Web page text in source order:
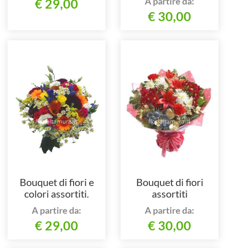
€ 29,00
€ 30,00
Bouquet di fiori e
colori assortiti.
A partire da:
€ 29,00
Bouquet di fiori
assortiti
A partire da:
€ 30,00